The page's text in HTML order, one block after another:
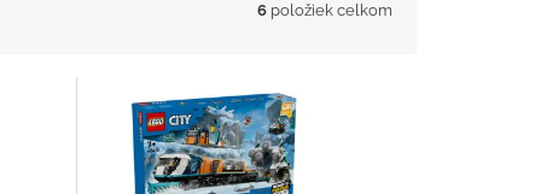
6 položiek celkom